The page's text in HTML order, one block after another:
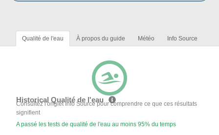
Qualité de l'eau À propos du guide Météo Info Source
Historical Qualité de l'eau
Consultez l'onglet Info Source pour comprendre ce que ces résultats
signifient
A passé les tests de qualité de l'eau au moins 95% du temps